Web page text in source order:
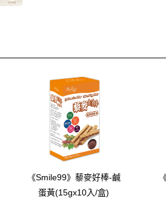
《Smile99》藜麥好棒-鹹
蛋黃(15gx10入/盒)